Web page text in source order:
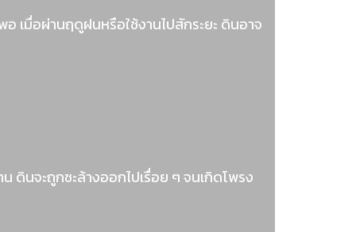
มื่อผ่านฤดูฝนหรือใช้งานไปสักระยะ ดินอาจ
นจะถูกชะล้างออกไปเรื่อย ๆ จนเกิดโพรง